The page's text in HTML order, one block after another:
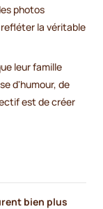
photos
la véritable
leur famille
d'humour, de
est de créer
bien plus